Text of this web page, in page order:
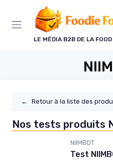
LE MÉDIA B2B DE LA FOOD
← Retour à la liste des
Nos tests produits
NIIMBOT
Test
Panneau de gestion des